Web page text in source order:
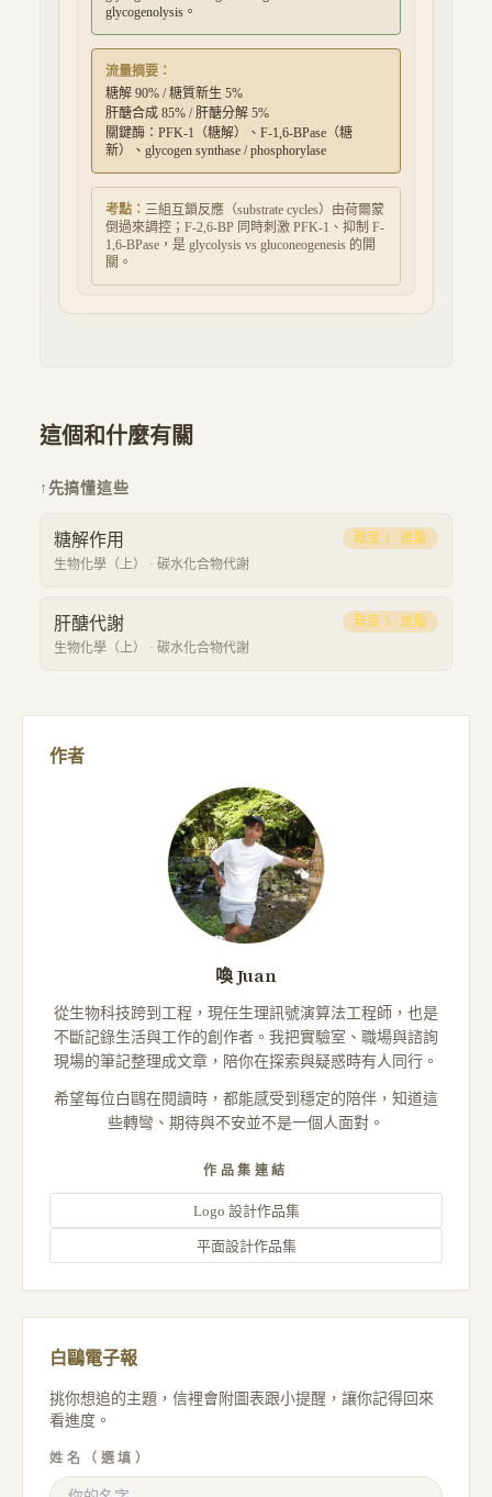
glycogenolysis。
流量摘要：
糖解 90% / 糖質新生 5%
肝醣合成 85% / 肝醣分解 5%
關鍵酶：PFK-1（糖解）、F-1,6-BPase（糖
新）、glycogen synthase / phosphorylase
考點： 三組互鎖反應（substrate cycles）由荷爾蒙
倒過來調控；F-2,6-BP 同時刺激 PFK-1、抑制 F-
1,6-BPase，是 glycolysis vs gluconeogenesis 的開
關。
這個和什麼有關
↑ 先搞懂這些
糖解作用
生物化學（上） · 碳水化合物代謝
難度 3 · 進階
肝醣代謝
生物化學（上） · 碳水化合物代謝
難度 3 · 進階
作者
喚 Juan
從生物科技跨到工程，現任生理訊號演算法工程師，也是
不斷記錄生活與工作的創作者。我把實驗室、職場與諮詢
現場的筆記整理成文章，陪你在探索與疑惑時有人同行。
希望每位白鷗在閱讀時，都能感受到穩定的陪伴，知道這
些轉彎、期待與不安並不是一個人面對。
作品集連結
Logo 設計作品集
平面設計作品集
白鷗電子報
挑你想追的主題，信裡會附圖表跟小提醒，讓你記得回來
看進度。
姓名（選填）